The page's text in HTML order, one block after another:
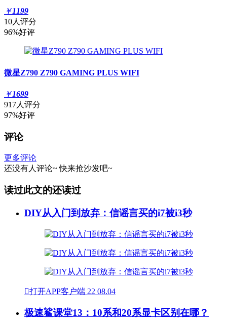
￥1199
10人评分
96%好评
微星Z790 Z790 GAMING PLUS WIFI
￥1699
917人评分
97%好评
评论
更多评论
还没有人评论~ 快来抢沙发吧~
读过此文的还读过
DIY从入门到放弃：信谣言买的i7被i3秒
打开APP客户端 22 08.04
极速鲨课堂13：10系和20系显卡区别在哪？